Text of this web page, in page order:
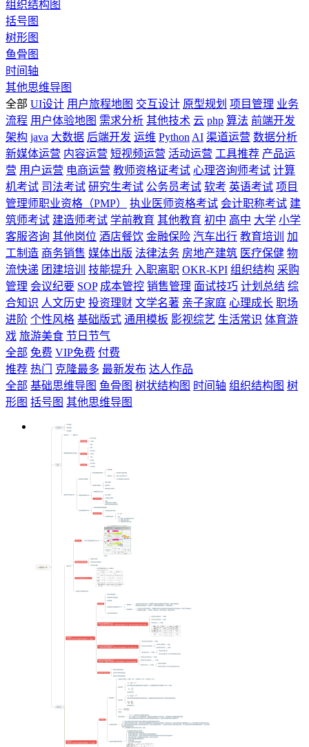
组织结构图
括号图
树形图
鱼骨图
时间轴
其他思维导图
全部 UI设计 用户旅程地图 交互设计 原型规划 项目管理 业务
流程 用户体验地图 需求分析 其他技术 云 php 算法 前端开发
架构 java 大数据 后端开发 运维 Python AI 渠道运营 数据分析
新媒体运营 内容运营 短视频运营 活动运营 工具推荐 产品运
营 用户运营 电商运营 教师资格证考试 心理咨询师考试 计算
机考试 司法考试 研究生考试 公务员考试 软考 英语考试 项目
管理师职业资格（PMP）
执业医师资格考试 会计职称考试 建
筑师考试 建造师考试 学前教育 其他教育 初中 高中 大学 小学
客服咨询 其他岗位 酒店餐饮 金融保险 汽车出行 教育培训
加
工制造 商务销售 媒体出版 法律法务 房地产建筑 医疗保健 物
流快递 团建培训 技能提升 入职离职 OKR-KPI 组织结构 采购
管理 会议纪要 SOP 成本管控 销售管理 面试技巧 计划总结 综
合知识 人文历史 投资理财 文学名著 亲子家庭 心理成长 职场
进阶 个性风格 基础版式 通用模板 影视综艺 生活常识 体育游
戏 旅游美食 节日节气
全部 免费 VIP免费 付费
推荐 热门 克隆最多 最新发布 达人作品
全部 基础思维导图 鱼骨图 树状结构图 时间轴 组织结构图 树
形图 括号图 其他思维导图